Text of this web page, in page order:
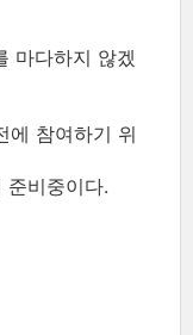
마다하지 않겠
에 참여하기 위
준비중이다.